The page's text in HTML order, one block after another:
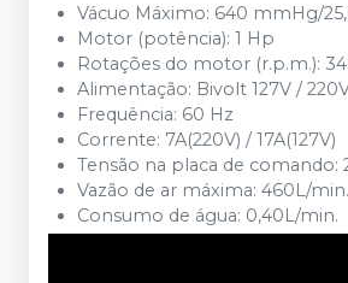
Vácuo Máximo: 640 mmHg/
Motor (potência): 1 Hp
Rotações do motor (r.p.m.):
Alimentação: Bivolt 127V /
Frequência: 60 Hz
Corrente: 7A(220V) / 17A(127V)
Tensão na placa de comando:
Vazão de ar máxima: 460L/min.
Consumo de água: 0,40L/min.